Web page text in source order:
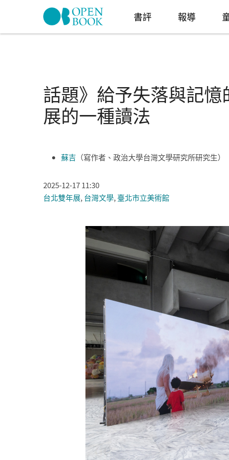
Skip to navigation
書評 報導
話題》給予失落與記
展的一種讀法
蘇吉 （寫作者、政治大學台灣文學研究所研究生）
2025-12-17 11:30
台北雙年展, 台灣文學, 臺北市立美術館